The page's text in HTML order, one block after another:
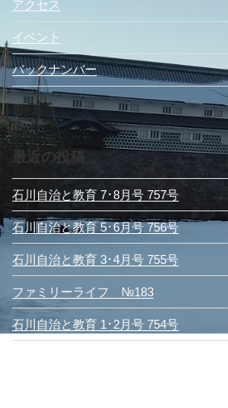
アクセス
イベント
バックナンバー
最近の投稿
石川自治と教育 7･8月号 757号
石川自治と教育 5･6月号 756号
石川自治と教育 3･4月号 755号
ファミリーライフ №183
石川自治と教育 1･2月号 754号